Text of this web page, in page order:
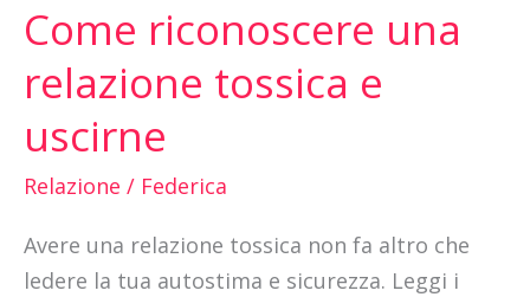
Come riconoscere una
relazione tossica e
uscirne
Relazione / Federica
Avere una relazione tossica non fa altro che
ledere la tua autostima e sicurezza. Leggi i
Come
una
relazione
e
uscirne